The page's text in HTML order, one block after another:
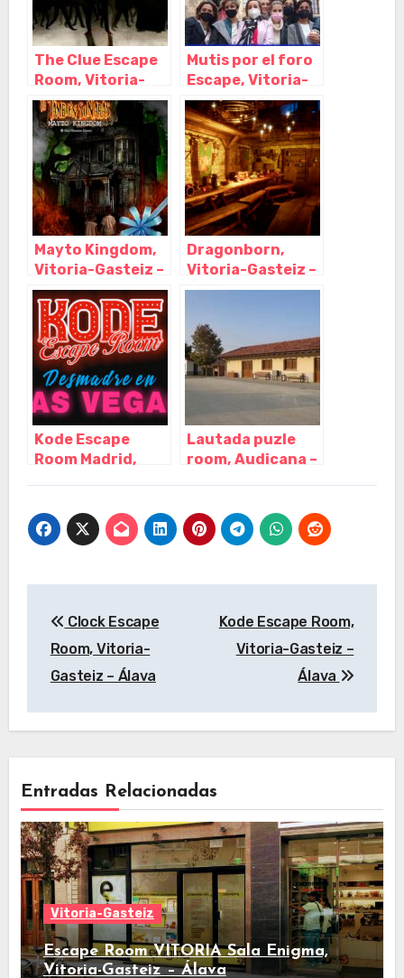
The Clue Escape
Room, Vitoria-
Gasteiz – Álava
Mutis por el foro
Escape, Vitoria-
Gasteiz – Álava
Mayto Kingdom,
Vitoria-Gasteiz –
Álava
Dragonborn,
Vitoria-Gasteiz –
Álava
Kode Escape
Room Madrid,
Lautada puzle
room, Audicana –
de
entradas
Clock Escape
Room, Vitoria-
Gasteiz – Álava
Kode Escape Room,
Vitoria-Gasteiz –
Álava
Entradas Relacionadas
Vitoria-Gasteiz
Escape Room VITORIA Sala Enigma,
Vitoria-Gasteiz – Álava